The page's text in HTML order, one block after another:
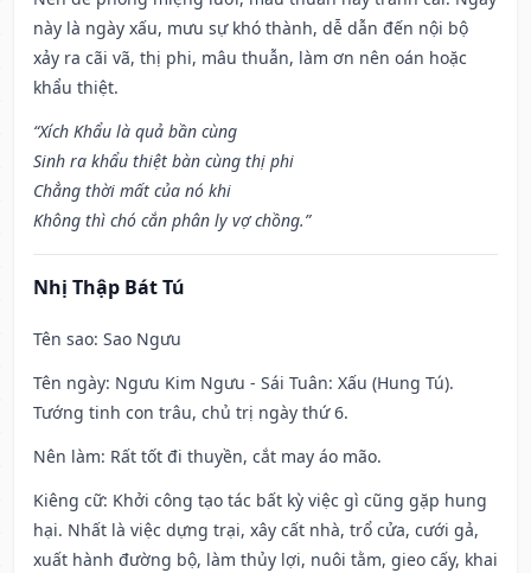
này là ngày xấu, mưu sự khó thành, dễ dẫn đến nội bộ
xảy ra cãi vã, thị phi, mâu thuẫn, làm ơn nên oán hoặc
khẩu thiệt.
“Xích Khẩu là quả bần cùng
Sinh ra khẩu thiệt bàn cùng thị phi
Chẳng thời mất của nó khi
Không thì chó cắn phân ly vợ chồng.”
Nhị Thập Bát Tú
Tên sao: Sao Ngưu
Tên ngày: Ngưu Kim Ngưu - Sái Tuân: Xấu (Hung Tú).
Tướng tinh con trâu, chủ trị ngày thứ 6.
Nên làm: Rất tốt đi thuyền, cắt may áo mão.
Kiêng cữ: Khởi công tạo tác bất kỳ việc gì cũng gặp hung
hại. Nhất là việc dựng trại, xây cất nhà, trổ cửa, cưới gả,
xuất hành đường bộ, làm thủy lợi, nuôi tằm, gieo cấy, khai